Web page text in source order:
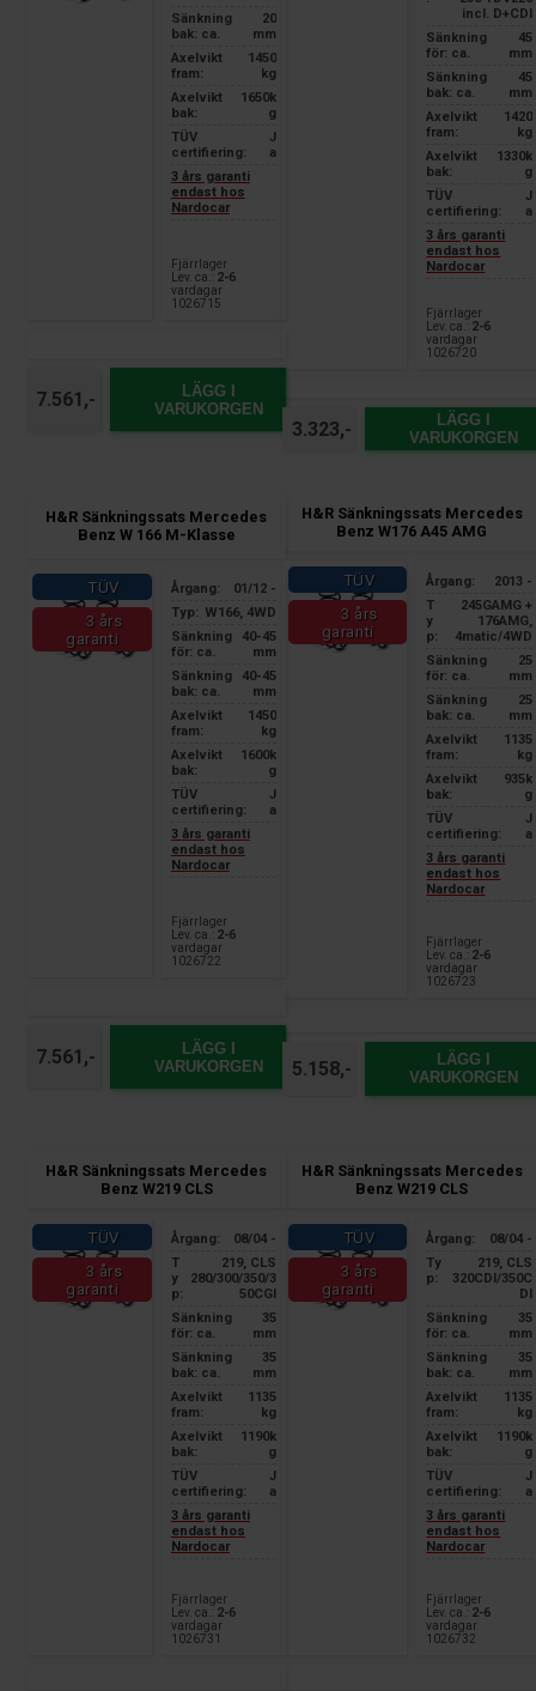
Sänkning
bak: ca.
20
mm
Axelvikt
fram:
1450
kg
Axelvikt
bak:
1650k
g
TÜV
certifiering:
J
a
3 års garanti
endast hos
Nardocar
Fjärrlager
Lev. ca.: 2-6
vardagar
1026715
7.561,-
LÄGG I
VARUKORGEN
incl. D+CDI
Sänkning
för: ca.
45
mm
Sänkning
bak: ca.
45
mm
Axelvikt
fram:
1420
kg
Axelvikt
bak:
1330k
g
TÜV
certifiering:
J
a
3 års garanti
endast hos
Nardocar
Fjärrlager
Lev. ca.: 2-6
vardagar
1026720
3.323,-
LÄGG I
VARUKORGEN
H&R Sänkningssats Mercedes
Benz W 166 M-Klasse
TÜV
3 års
garanti
Årgang:
01/12 -
Typ: W166, 4WD
Sänkning
för: ca.
40-45
mm
Sänkning
bak: ca.
40-45
mm
Axelvikt
fram:
1450
kg
Axelvikt
bak:
1600k
g
TÜV
certifiering:
J
a
3 års garanti
endast hos
Nardocar
Fjärrlager
Lev. ca.: 2-6
vardagar
1026722
7.561,-
LÄGG I
VARUKORGEN
H&R Sänkningssats Mercedes
Benz W176 A45 AMG
TÜV
3 års
garanti
Årgang:
2013 -
T
y
p:
245GAMG +
176AMG,
4matic/4WD
Sänkning
för: ca.
25
mm
Sänkning
bak: ca.
25
mm
Axelvikt
fram:
1135
kg
Axelvikt
bak:
935k
g
TÜV
certifiering:
J
a
3 års garanti
endast hos
Nardocar
Fjärrlager
Lev. ca.: 2-6
vardagar
1026723
5.158,-
LÄGG I
VARUKORGEN
H&R Sänkningssats Mercedes
Benz W219 CLS
TÜV
3 års
garanti
Årgang:
08/04 -
T
y
p:
219, CLS
280/300/350/3
50CGI
Sänkning
för: ca.
35
mm
Sänkning
bak: ca.
35
mm
Axelvikt
fram:
1135
kg
Axelvikt
bak:
1190k
g
TÜV
certifiering:
J
a
3 års garanti
endast hos
Nardocar
Fjärrlager
Lev. ca.:
2-6
vardagar
1026731
H&R Sänkningssats Mercedes
Benz W219 CLS
TÜV
3 års
garanti
Årgang:
08/04 -
Ty
p:
219, CLS
320CDI/350C
DI
Sänkning
för: ca.
35
mm
Sänkning
bak: ca.
35
mm
Axelvikt
fram:
1135
kg
Axelvikt
bak:
1190k
g
TÜV
certifiering:
J
a
3 års garanti
endast hos
Nardocar
Fjärrlager
Lev. ca.: 2-6
vardagar
1026732